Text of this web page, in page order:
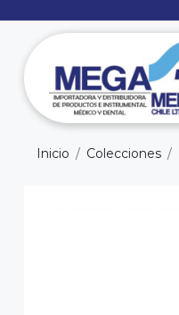
Inicio Colecciones